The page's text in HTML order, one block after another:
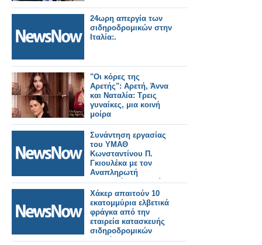
24ωρη απεργία των
σιδηροδρομικών στην
Ιταλία:.
"Οι κόρες της
Αρετής": Αρετή, Άννα
και Ναταλία: Τρεις
γυναίκες, μια κοινή
μοίρα
Συνάντηση εργασίας
του ΥΜΑΘ
Κωνσταντίνου Π.
Γκιουλέκα με τον
Αναπληρωτή
Υπουργό Υποδομών
και Μεταφορών
Γιώργο Κώτσηρα.
Χάκερ απαιτούν 10
εκατομμύρια ελβετικά
φράγκα από την
εταιρεία κατασκευής
σιδηροδρομικών
οχημάτων Stadler.